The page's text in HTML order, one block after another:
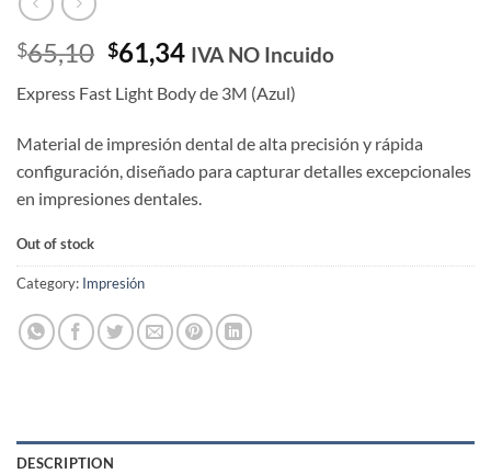
$65,10 Original
price
was:
$65,10.
$61,34Current
is:
$61,34.
IVA NO Incuido
Express Fast Light Body de 3M (Azul)
Material de impresión dental de alta precisión y rápida
configuración, diseñado para capturar detalles excepcionales
en impresiones dentales.
Out of stock
Category: Impresión
DESCRIPTION